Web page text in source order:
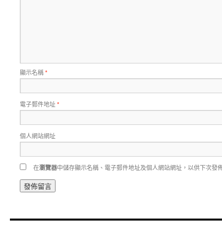
顯示名稱*
電子郵件地址*
個人網站網址
在瀏覽器中儲存顯示名稱、電子郵件地址及個人網站網址，以供下次發